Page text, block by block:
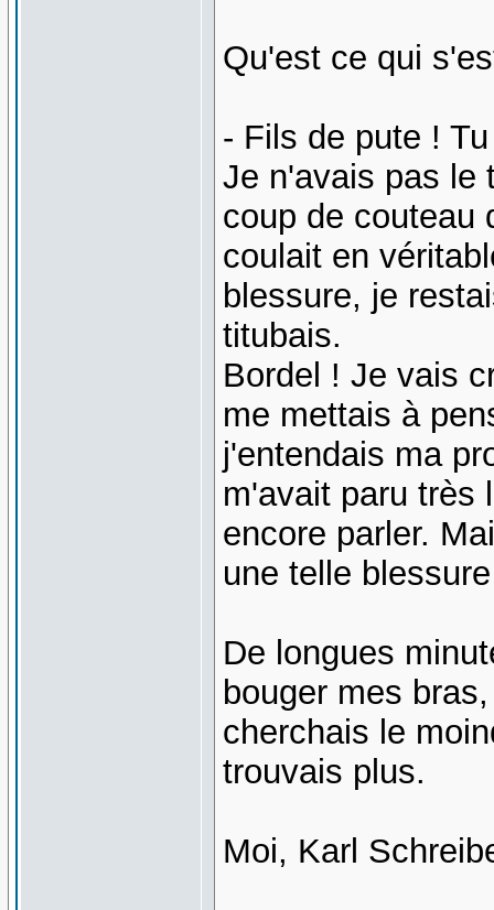
Qu'est ce qui
- Fils de pute !
Je n'avais pas le
coup de couteau
coulait en
blessure, je
titubais.
Bordel ! Je vais
me mettais à
j'entendais ma
m'avait paru très
encore parler.
une telle
De longues
bouger mes
cherchais le
trouvais plus.
Moi, Karl